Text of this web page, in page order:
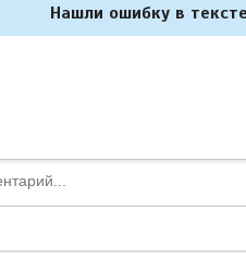
Нашли ошибку в